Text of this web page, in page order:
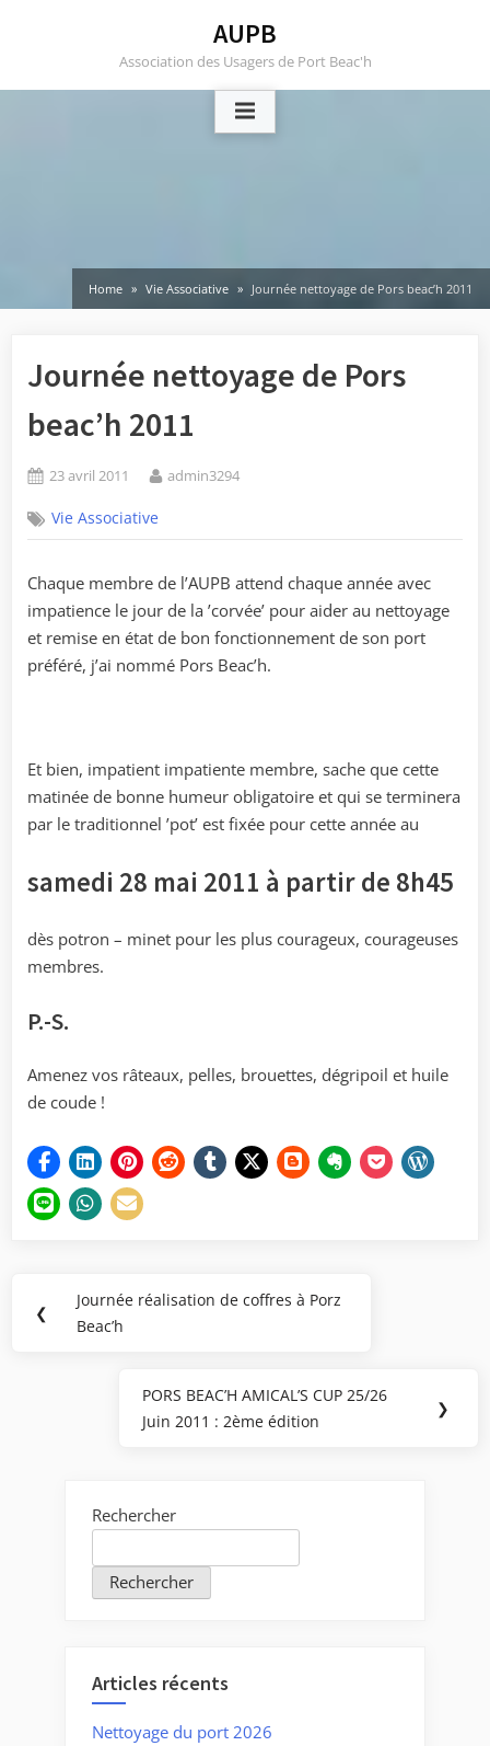
AUPB
Association des Usagers de Port Beac'h
Home Vie Associative Journée nettoyage de Pors beac’h 2011
Journée nettoyage de Pors
beac’h 2011
Posted
23 avril 2011 By
admin3294
Vie Associative
Chaque membre de l’AUPB attend chaque année avec
impatience le jour de la ’corvée’ pour aider au nettoyage
et remise en état de bon fonctionnement de son port
préféré, j’ai nommé Pors Beac’h.
Et bien, impatient impatiente membre, sache que cette
matinée de bonne humeur obligatoire et qui se terminera
par le traditionnel ’pot’ est fixée pour cette année au
samedi 28 mai 2011 à partir de 8h45
dès potron – minet pour les plus courageux, courageuses
membres.
P.-S.
Amenez vos râteaux, pelles, brouettes, dégripoil et huile
de coude !
Navigation
de❮
Previous
Post:
Journée réalisation de coffres à Porz
Beac’h
Next
Post:
PORS BEAC’H AMICAL’S CUP 25/26
Juin 2011 : 2ème édition
❯
Rechercher
Rechercher
Articles récents
Nettoyage du port 2026